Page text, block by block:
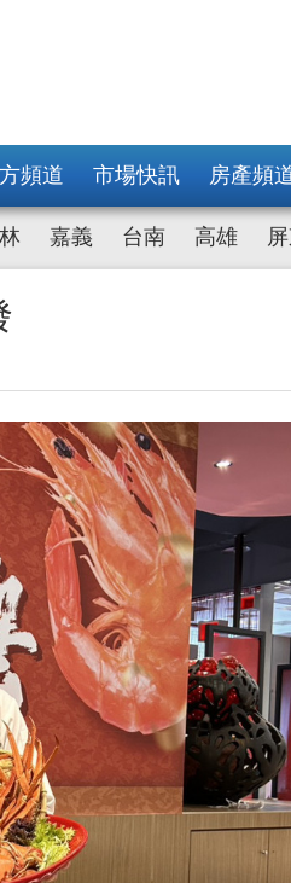
頻道 市場快訊 房產頻
嘉義 台南 高雄